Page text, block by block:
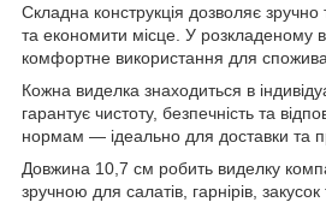
Складна конструкція дозволяє
та економити місце. У розкладеному
комфортне використання для
Кожна виделка знаходиться в
гарантує чистоту, безпечність та
нормам — ідеально для доставки та
Довжина 10,7 см робить виделку
зручною для салатів, гарнірів,